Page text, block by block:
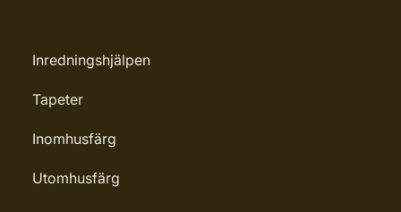
Inredningshjälpen
Tapeter
Inomhusfärg
Utomhusfärg